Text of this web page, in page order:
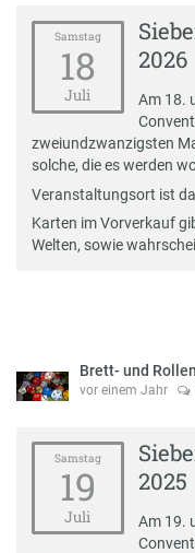
Samstag
18
Juli
2026
Am 18.
zweiundzwanzigsten
solche, die es werden
Veranstaltungsort ist
Karten im Vorverkauf
Welten, sowie
Brett- und
vor einem Jahr
Samstag
19
Juli
2025
Am 19.